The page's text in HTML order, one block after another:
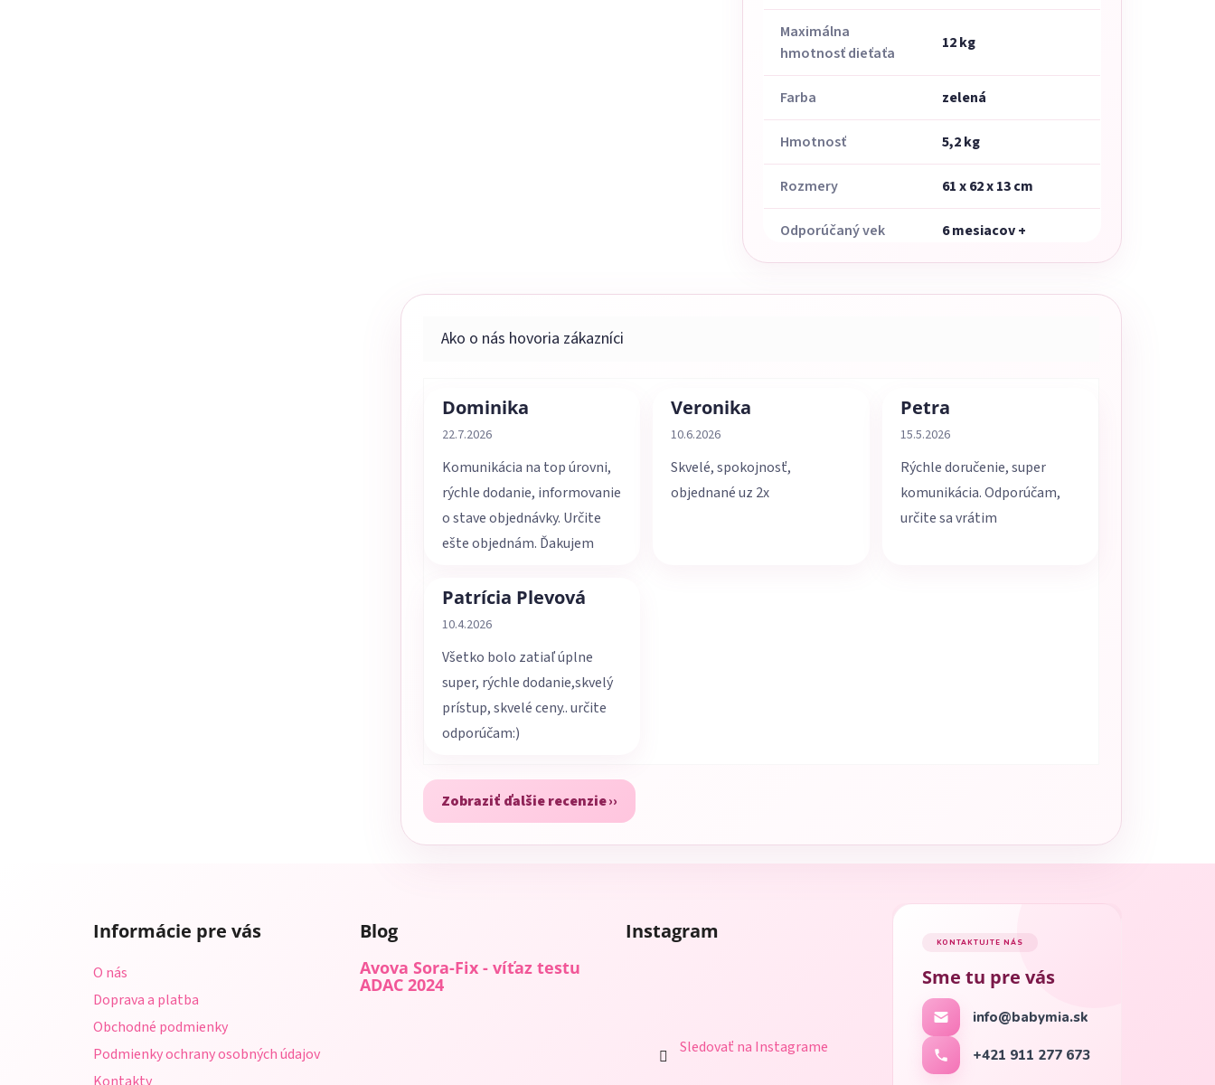
Maximálna
hmotnosť dieťaťa
12 kg
Farba zelená
Hmotnosť 5,2 kg
Rozmery 61 x 62 x 13 cm
Odporúčaný vek 6 mesiacov +
Dominika
Hodnotenie obchodu je 5 z 5 hviezdičiek.
22.7.2026
Komunikácia na top úrovni,
rýchle dodanie, informovanie
o stave objednávky. Určite
ešte objednám. Ďakujem
Veronika
Hodnotenie obchodu je 5 z 5 hviezdičiek.
10.6.2026
Skvelé, spokojnosť,
objednané uz 2x
Petra
Hodnotenie obchodu je 5 z 5 hviezdičiek.
15.5.2026
Rýchle doručenie, super
komunikácia. Odporúčam,
určite sa vrátim
Patrícia Plevová
Hodnotenie obchodu je 5 z 5 hviezdičiek.
10.4.2026
Všetko bolo zatiaľ úplne
super, rýchle dodanie,skvelý
prístup, skvelé ceny.. určite
odporúčam:)
Zobraziť ďalšie recenzie
Informácie pre vás
O nás
Doprava a platba
Obchodné podmienky
Podmienky ochrany osobných údajov
Blog
Avova Sora-Fix - víťaz testu
ADAC 2024
Instagram
Sledovať na Instagrame
KONTAKTUJTE NÁS
Sme tu pre vás
info@babymia.sk
+421 911 277 673